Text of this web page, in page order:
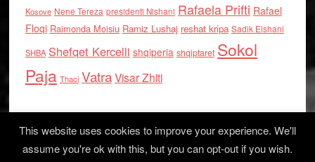
Kosove Nene Tereza presidenti Nishani Rafaela Prifti Rafael
Floqi Raimonda Moisiu Ramiz Lushaj reshat kripa Sadik Elshani
SHBA Shefqet Kercelli shqiperia shqiptaret Sokol
Paja Thaci VatraVisar Zhiti
This website uses cookies to improve your experience. We'll
assume you're ok with this, but you can opt-out if you wish.